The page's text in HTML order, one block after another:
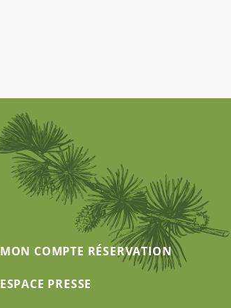
MON COMPTE RÉSERVATION
ESPACE PRESSE